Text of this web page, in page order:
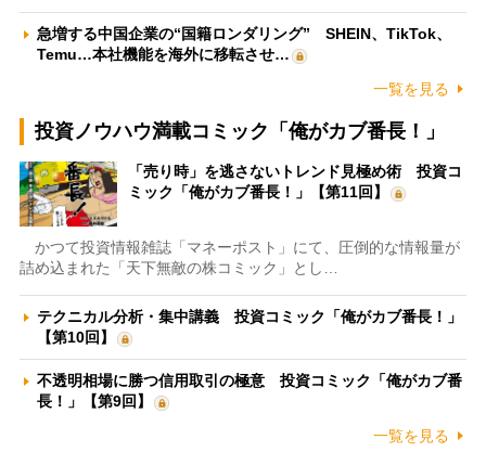
急増する中国企業の“国籍ロンダリング” SHEIN、TikTok、
Temu…本社機能を海外に移転させ…
一覧を見る
投資ノウハウ満載コミック「俺がカブ番長！」
「売り時」を逃さないトレンド見極め術 投資コ
ミック「俺がカブ番長！」【第11回】
かつて投資情報雑誌「マネーポスト」にて、圧倒的な情報量が
詰め込まれた「天下無敵の株コミック」とし…
テクニカル分析・集中講義 投資コミック「俺がカブ番長！」
【第10回】
不透明相場に勝つ信用取引の極意 投資コミック「俺がカブ番
長！」【第9回】
一覧を見る